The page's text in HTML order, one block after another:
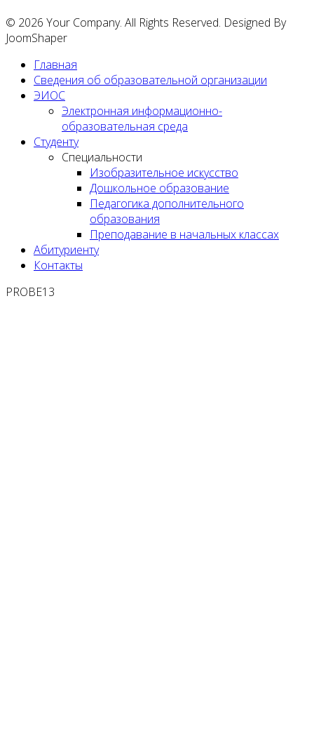
© 2026 Your Company. All Rights Reserved. Designed By
JoomShaper
Главная
Сведения об образовательной организации
ЭИОС
Электронная информационно-
образовательная среда
Студенту
Специальности
Изобразительное искусство
Дошкольное образование
Педагогика дополнительного
образования
Преподавание в начальных классах
Абитуриенту
Контакты